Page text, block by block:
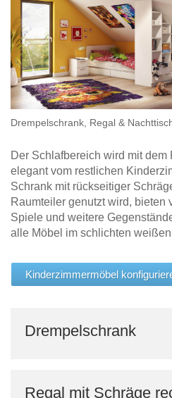
Drempelschrank, Regal &
Der Schlafbereich wird mit
elegant vom restlichen
Schrank mit rückseitiger
Raumteiler genutzt wird, bieten
Spiele und weitere
alle Möbel im schlichten
Kinderzimmermöbel
Drempelschrank
Regal mit Schräge